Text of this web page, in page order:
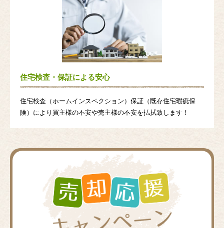
住宅検査・保証による安心
住宅検査（ホームインスペクション）保証（既存住宅瑕疵保
険）により買主様の不安や売主様の不安を払拭致します！